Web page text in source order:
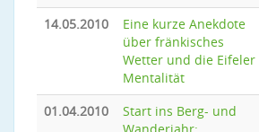
14.05.2010
Eine kurze Anekdote
über fränkisches
Wetter und die Eifeler
Mentalität
01.04.2010
Start ins Berg- und